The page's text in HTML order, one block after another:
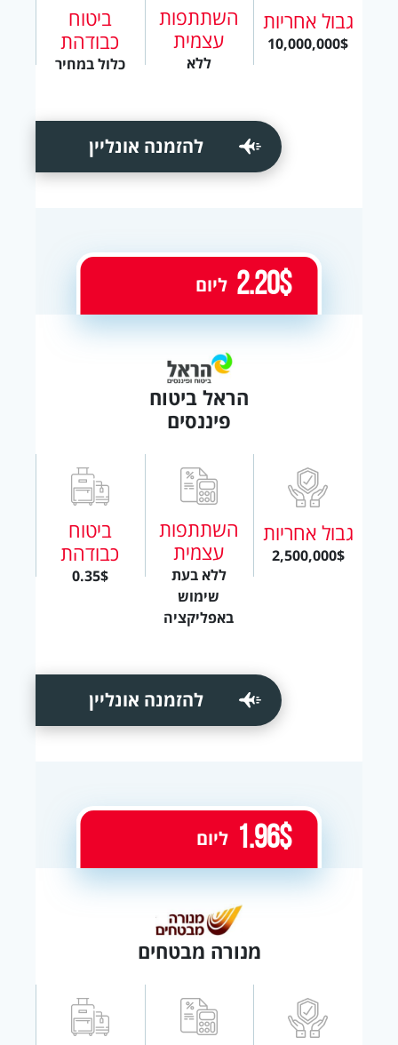
גבול אחריות
10,000,000$
השתתפות
עצמית
ללא
ביטוח
כבודהת
כלול במחיר
להזמנה אונליין
הראל ביטוח
פיננסים
גבול אחריות
2,500,000$
השתתפות
עצמית
ללא בעת
שימוש
באפליקציה
ביטוח
כבודהת
0.35$
2.20$ ליום
להזמנה אונליין
מנורה מבטחים
1.96$ ליום